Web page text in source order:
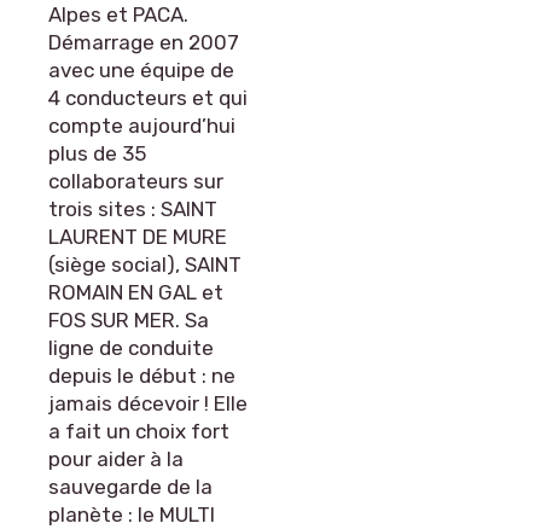
Alpes et PACA.
Démarrage en 2007
avec une équipe de
4 conducteurs et qui
compte aujourd’hui
plus de 35
collaborateurs sur
trois sites : SAINT
LAURENT DE MURE
(siège social), SAINT
ROMAIN EN GAL et
FOS SUR MER. Sa
ligne de conduite
depuis le début : ne
jamais décevoir ! Elle
a fait un choix fort
pour aider à la
sauvegarde de la
planète : le MULTI